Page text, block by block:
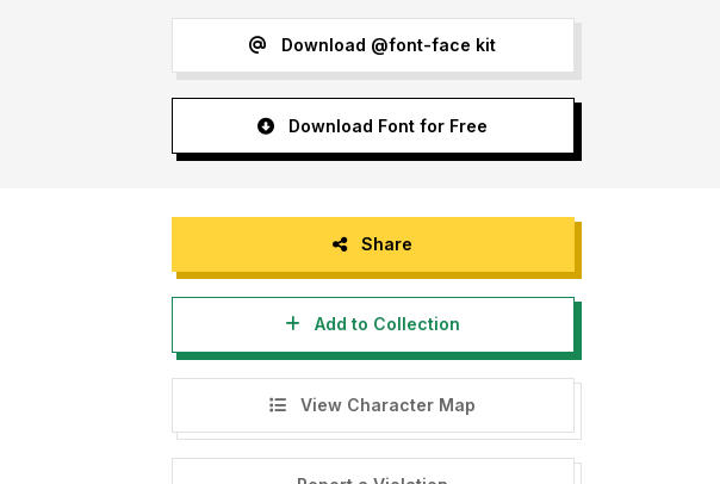
Download @font-face kit
Download Font for Free
Share
Add to Collection
View Character Map